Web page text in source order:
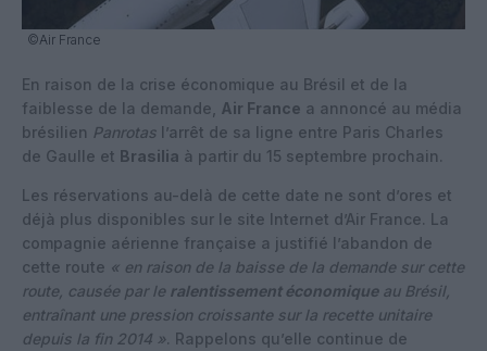
©Air France
En raison de la crise économique au Brésil et de la
faiblesse de la demande,
Air France a annoncé au média
brésilien Panrotas l’arrêt de sa ligne entre Paris Charles
de Gaulle et Brasilia à partir du 15 septembre prochain.
Les réservations au-delà de cette date ne sont d’ores et
déjà plus disponibles sur le site Internet d’Air France. La
compagnie aérienne française a justifié l’abandon de
cette route « en raison de la baisse de la demande sur cette
route, causée par le ralentissement économiqueau Brésil,
entraînant une pression croissante sur la recette unitaire
depuis la fin 2014 ». Rappelons qu’elle continue de